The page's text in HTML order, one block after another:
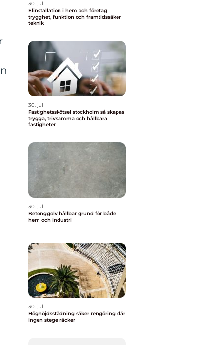
30. jul
Elinstallation i hem och företag
trygghet, funktion och framtidssäker
teknik
30. jul
Fastighetsskötsel stockholm så skapas
trygga, trivsamma och hållbara
fastigheter
30. jul
Betonggolv hållbar grund för både
hem och industri
30. jul
Höghöjdsstädning säker rengöring där
ingen stege räcker